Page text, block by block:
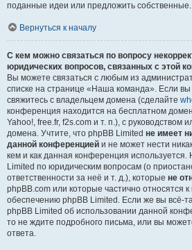
поданные идеи или предложить собственные.
Вернуться к началу
С кем можно связаться по вопросу
юридических вопросов, связанных с этой
Вы можете связаться с любым из
списке на странице «Наша команда». Если вы
свяжитесь с владельцем домена (сделайте
конференция находится на бесплатном
Yahoo!, free.fr, f2s.com и т. п.), с руководством
домена. Учтите, что phpBB Limited не имеет
данной конференцией и не может нести
кем и как данная конференция
Limited по юридическим вопросам (о
ответственности за неё и т. д.), которые не
phpBB.com или которые частично относятся
обеспечению phpBB Limited. Если же вы всё-
phpBB Limited об использовании данной
то не ждите подробного письма, или вы
ответа.